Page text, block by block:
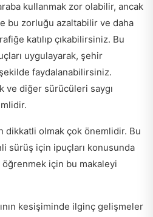
kullanmak zor olabilir, ancak
bu zorluğu azaltabilir ve daha
katılıp çıkabilirsiniz. Bu
uygulayarak, şehir
faydalanabilirsiniz.
ve diğer sürücüleri saygı
dikkatli olmak çok önemlidir. Bu
sürüş için ipuçları konusunda
için bu makaleyi
kesişiminde ilginç gelişmeler